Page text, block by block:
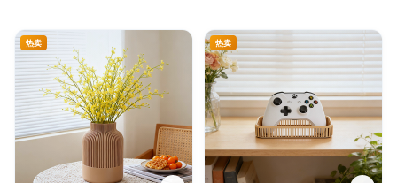
热卖 热卖